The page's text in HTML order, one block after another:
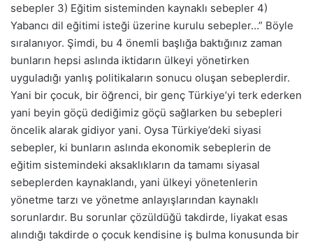
sebepler 3) Eğitim sisteminden kaynaklı sebepler 4)
Yabancı dil eğitimi isteği üzerine kurulu sebepler…” Böyle
sıralanıyor. Şimdi, bu 4 önemli başlığa baktığınız zaman
bunların hepsi aslında iktidarın ülkeyi yönetirken
uyguladığı yanlış politikaların sonucu oluşan sebeplerdir.
Yani bir çocuk, bir öğrenci, bir genç Türkiye’yi terk ederken
yani beyin göçü dediğimiz göçü sağlarken bu sebepleri
öncelik alarak gidiyor yani. Oysa Türkiye’deki siyasi
sebepler, ki bunların aslında ekonomik sebeplerin de
eğitim sistemindeki aksaklıkların da tamamı siyasal
sebeplerden kaynaklandı, yani ülkeyi yönetenlerin
yönetme tarzı ve yönetme anlayışlarından kaynaklı
sorunlardır. Bu sorunlar çözüldüğü takdirde, liyakat esas
alındığı takdirde o çocuk kendisine iş bulma konusunda bir